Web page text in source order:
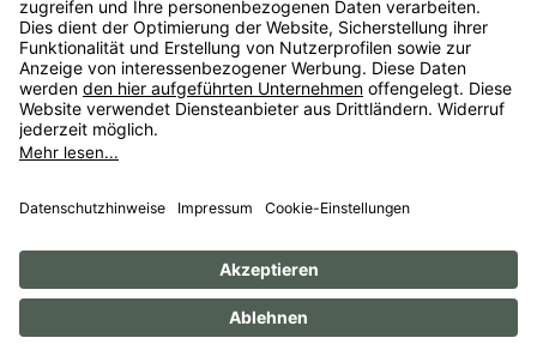
Service
Unternehmen
Alle Preise inkl. gesetzl. Mehrwertsteuer zzgl.
anders angegeben.
© 1956 - 2026 Gewürz- und Teehaus Schnorr - with
ImpressumAGBWiderrufsbelehrungenDatenschutz
Barrierefreiheit